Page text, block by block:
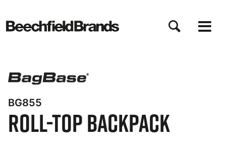
Inhalt
BG855
Roll-Top Backpack